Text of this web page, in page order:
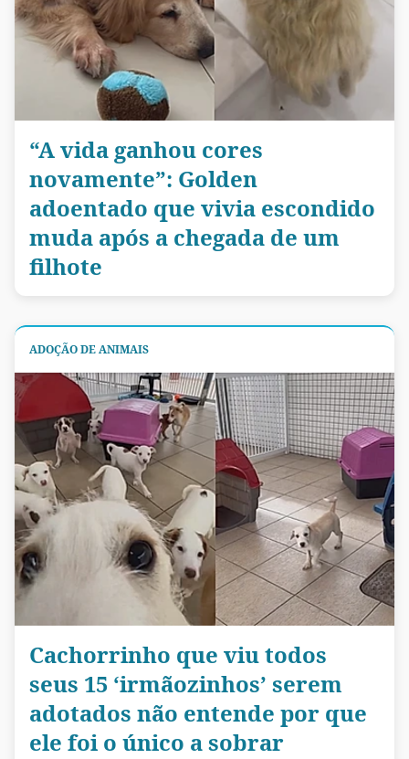
“A vida ganhou cores
novamente”: Golden
adoentado que vivia escondido
muda após a chegada de um
filhote
ADOÇÃO DE ANIMAIS
Cachorrinho que viu todos
seus 15 ‘irmãozinhos’ serem
adotados não entende por que
ele foi o único a sobrar